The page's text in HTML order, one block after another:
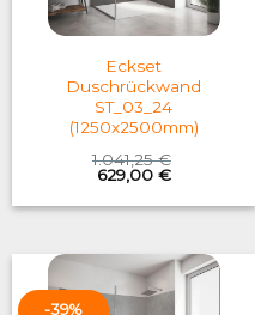
Eckset
Duschrückwand
ST_03_24
(1250x2500mm)
1.041,25€
Original
price
was:
629,00 €Current
is:
-39%